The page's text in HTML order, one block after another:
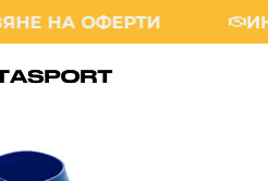
НА ОФЕРТИ